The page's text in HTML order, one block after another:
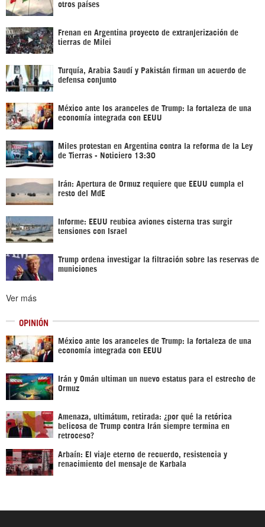
otros países
Frenan en Argentina proyecto de extranjerización de
tierras de Milei
Turquía, Arabia Saudí y Pakistán firman un acuerdo de
defensa conjunto
México ante los aranceles de Trump: la fortaleza de una
economía integrada con EEUU
Miles protestan en Argentina contra la reforma de la Ley
de Tierras - Noticiero 13:30
Irán: Apertura de Ormuz requiere que EEUU cumpla el
resto del MdE
Informe: EEUU reubica aviones cisterna tras surgir
tensiones con Israel
Trump ordena investigar la filtración sobre las reservas de
municiones
Ver más
OPINIÓN
México ante los aranceles de Trump: la fortaleza de una
economía integrada con EEUU
Irán y Omán ultiman un nuevo estatus para el estrecho de
Ormuz
Amenaza, ultimátum, retirada: ¿por qué la retórica
belicosa de Trump contra Irán siempre termina en
retroceso?
Arbaín: El viaje eterno de recuerdo, resistencia y
renacimiento del mensaje de Karbala